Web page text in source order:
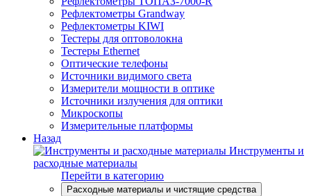
Рефлектометры Grandway
Рефлектометры KIWI
Тестеры для оптоволокна
Тестеры Ethernet
Оптические телефоны
Источники видимого света
Измерители мощности в оптике
Источники излучения для оптики
Микроскопы
Измерительные платформы
Назад
Инструменты и
расходные материалы
Перейти в категорию
Расходные материалы и чистящие средства